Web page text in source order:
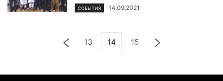
СОБЫТИЯ 14.09.2021
13 14 15